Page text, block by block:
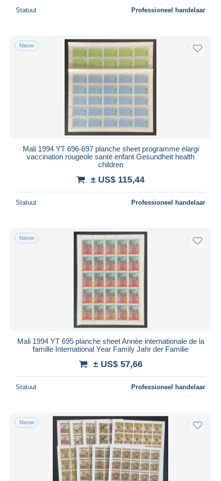
Statuut Professioneel handelaar
Nieuw
Mali 1994 YT 696-697 planche sheet programme élargi
vaccination rougeole santé enfant Gesundheit health
children
± US$ 115,44
Statuut Professioneel handelaar
Nieuw
Mali 1994 YT 695 planche sheet Année internationale de la
famille International Year Family Jahr der Familie
± US$ 57,66
Statuut Professioneel handelaar
Nieuw